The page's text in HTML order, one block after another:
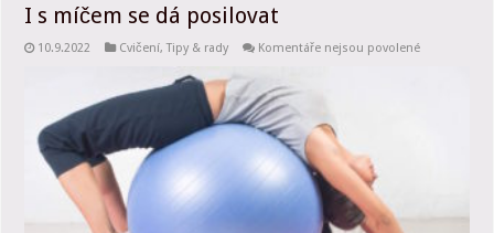
I s míčem se dá posilovat
10.9.2022 Cvičení,Tipy & rady Komentáře nejsou povolenéu